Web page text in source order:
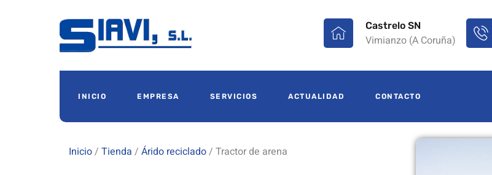
Castrelo SN
Vimianzo (A Coruña)
INICIO EMPRESA SERVICIOS ACTUALIDAD CONTACTO
Inicio/ Tienda / Árido reciclado/ Tractor de arena